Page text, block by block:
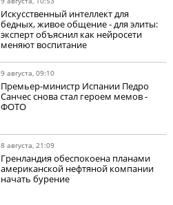
Искусственный интеллект для
бедных, живое общение - для элиты:
эксперт объяснил как нейросети
меняют воспитание
9 августа, 09:10
Премьер-министр Испании Педро
Санчес снова стал героем мемов -
ФОТО
8 августа, 21:09
Гренландия обеспокоена планами
американской нефтяной компании
начать бурение